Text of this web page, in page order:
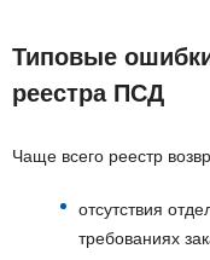
Типовые
реестра ПСД
Чаще всего реестр
отсутствия
требованиях